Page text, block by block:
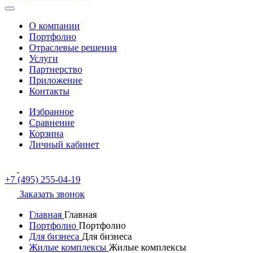
О компании
Портфолио
Отраслевые решения
Услуги
Партнерство
Приложение
Контакты
Избранное
Сравнение
Корзина
Личный кабинет
+7 (495) 255-04-19
Заказать звонок
Главная Главная
Портфолио Портфолио
Для бизнеса Для бизнеса
Жилые комплексы Жилые комплексы